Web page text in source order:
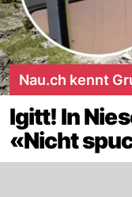
Nau.ch kennt
Igitt! In
«Nicht